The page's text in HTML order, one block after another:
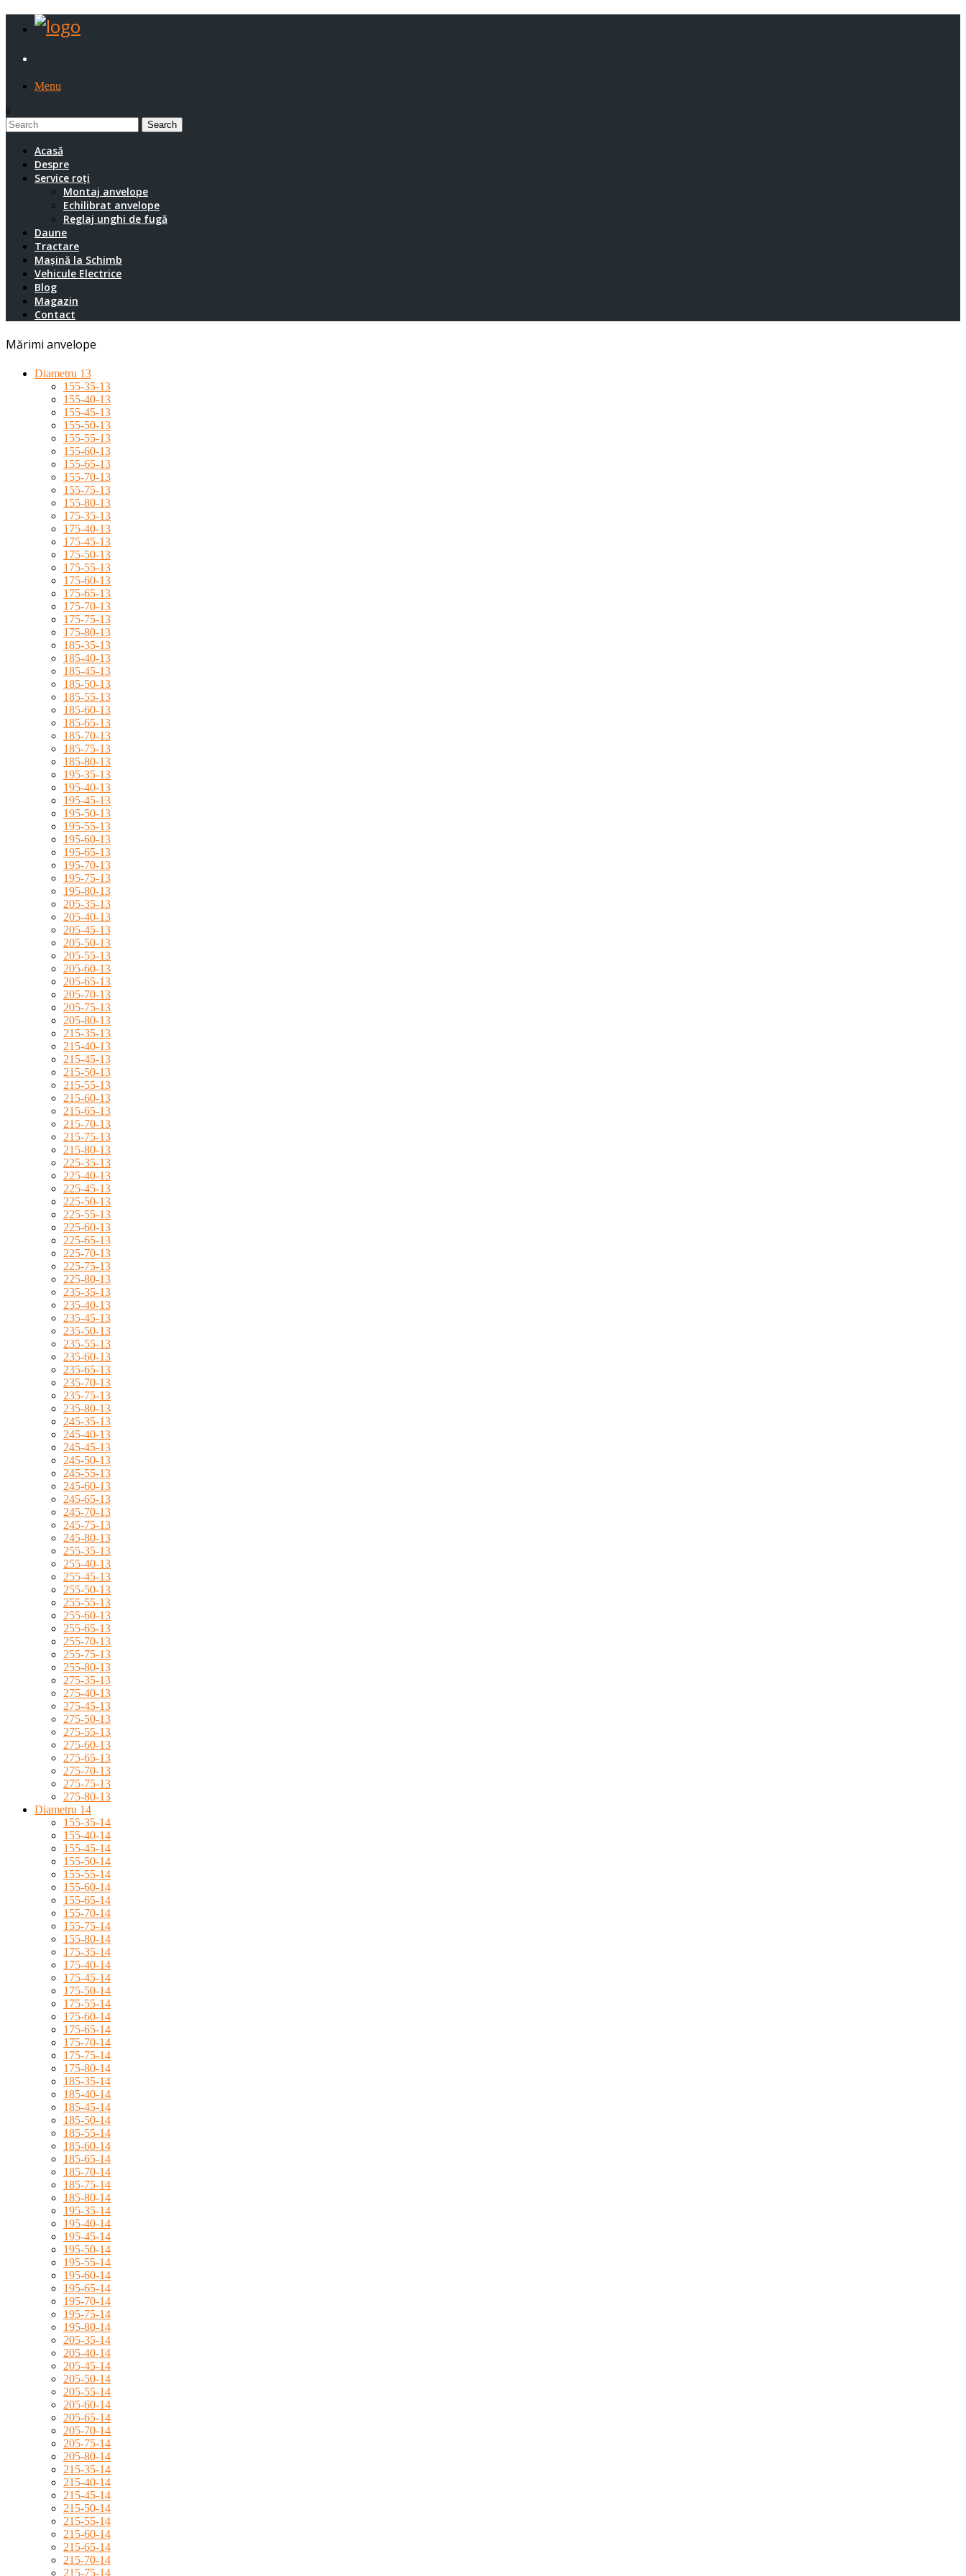
Menu
0
1
Acasă
Despre
Service roți
Montaj anvelope
Echilibrat anvelope
Reglaj unghi de fugă
Daune
Tractare
Mașină la Schimb
Vehicule Electrice
Blog
Magazin
Contact
Mărimi anvelope
Diametru 13
155-35-13
155-40-13
155-45-13
155-50-13
155-55-13
155-60-13
155-65-13
155-70-13
155-75-13
155-80-13
175-35-13
175-40-13
175-45-13
175-50-13
175-55-13
175-60-13
175-65-13
175-70-13
175-75-13
175-80-13
185-35-13
185-40-13
185-45-13
185-50-13
185-55-13
185-60-13
185-65-13
185-70-13
185-75-13
185-80-13
195-35-13
195-40-13
195-45-13
195-50-13
195-55-13
195-60-13
195-65-13
195-70-13
195-75-13
195-80-13
205-35-13
205-40-13
205-45-13
205-50-13
205-55-13
205-60-13
205-65-13
205-70-13
205-75-13
205-80-13
215-35-13
215-40-13
215-45-13
215-50-13
215-55-13
215-60-13
215-65-13
215-70-13
215-75-13
215-80-13
225-35-13
225-40-13
225-45-13
225-50-13
225-55-13
225-60-13
225-65-13
225-70-13
225-75-13
225-80-13
235-35-13
235-40-13
235-45-13
235-50-13
235-55-13
235-60-13
235-65-13
235-70-13
235-75-13
235-80-13
245-35-13
245-40-13
245-45-13
245-50-13
245-55-13
245-60-13
245-65-13
245-70-13
245-75-13
245-80-13
255-35-13
255-40-13
255-45-13
255-50-13
255-55-13
255-60-13
255-65-13
255-70-13
255-75-13
255-80-13
275-35-13
275-40-13
275-45-13
275-50-13
275-55-13
275-60-13
275-65-13
275-70-13
275-75-13
275-80-13
Diametru 14
155-35-14
155-40-14
155-45-14
155-50-14
155-55-14
155-60-14
155-65-14
155-70-14
155-75-14
155-80-14
175-35-14
175-40-14
175-45-14
175-50-14
175-55-14
175-60-14
175-65-14
175-70-14
175-75-14
175-80-14
185-35-14
185-40-14
185-45-14
185-50-14
185-55-14
185-60-14
185-65-14
185-70-14
185-75-14
185-80-14
195-35-14
195-40-14
195-45-14
195-50-14
195-55-14
195-60-14
195-65-14
195-70-14
195-75-14
195-80-14
205-35-14
205-40-14
205-45-14
205-50-14
205-55-14
205-60-14
205-65-14
205-70-14
205-75-14
205-80-14
215-35-14
215-40-14
215-45-14
215-50-14
215-55-14
215-60-14
215-65-14
215-70-14
215-75-14